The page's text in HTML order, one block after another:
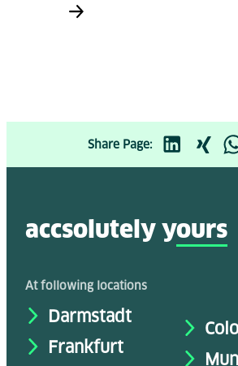
Share Page:
accsolutely yours
At following locations
Darmstadt
Frankfurt